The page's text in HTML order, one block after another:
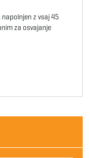
z vsaj 45
za osvajanje